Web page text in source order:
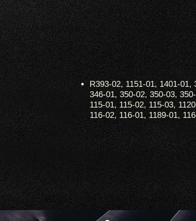
R393-02, 1151-01, 1401-01,
346-01, 350-02, 350-03,
115-01, 115-02, 115-03,
116-02, 116-01, 1189-01,